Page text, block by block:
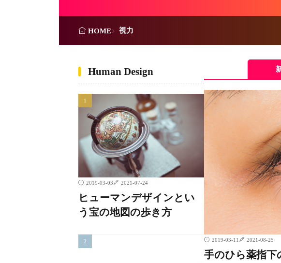
HOME 視力
Human Design
2019-03-03 2021-07-24
ヒューマンデザインとい
う宝の地図の歩き方
2019-03-11 2021-08-25
手のひら薬指下